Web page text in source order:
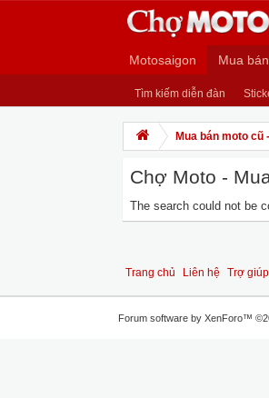
Motosaigon Mua
Tìm kiếm diễn đàn
Mua bán moto cũ
Chợ Moto -
The search could not be
Trang chủ Liên hệ Trợ giúp
Forum software by XenForo™